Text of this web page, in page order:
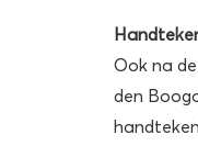
Ook na
den